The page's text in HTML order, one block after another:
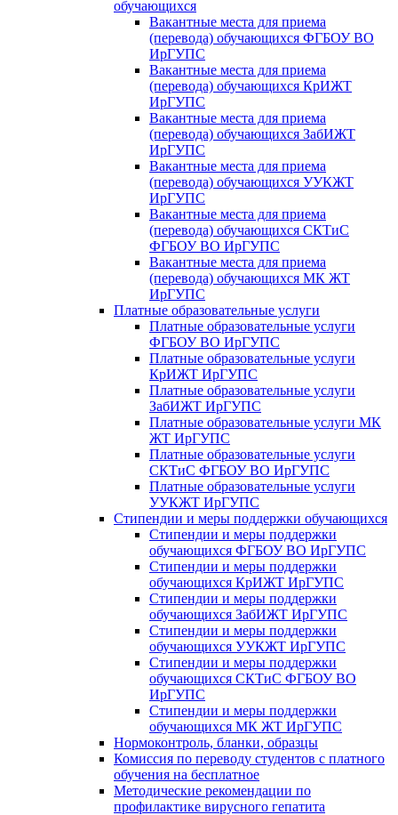
обучающихся
Вакантные места для приема
(перевода) обучающихся ФГБОУ ВО
ИрГУПС
Вакантные места для приема
(перевода) обучающихся КрИЖТ
ИрГУПС
Вакантные места для приема
(перевода) обучающихся ЗабИЖТ
ИрГУПС
Вакантные места для приема
(перевода) обучающихся УУКЖТ
ИрГУПС
Вакантные места для приема
(перевода) обучающихся СКТиС
ФГБОУ ВО ИрГУПС
Вакантные места для приема
(перевода) обучающихся МК ЖТ
ИрГУПС
Платные образовательные услуги
Платные образовательные услуги
ФГБОУ ВО ИрГУПС
Платные образовательные услуги
КрИЖТ ИрГУПС
Платные образовательные услуги
ЗабИЖТ ИрГУПС
Платные образовательные услуги МК
ЖТ ИрГУПС
Платные образовательные услуги
СКТиС ФГБОУ ВО ИрГУПС
Платные образовательные услуги
УУКЖТ ИрГУПС
Стипендии и меры поддержки обучающихся
Стипендии и меры поддержки
обучающихся ФГБОУ ВО ИрГУПС
Стипендии и меры поддержки
обучающихся КрИЖТ ИрГУПС
Стипендии и меры поддержки
обучающихся ЗабИЖТ ИрГУПС
Стипендии и меры поддержки
обучающихся УУКЖТ ИрГУПС
Стипендии и меры поддержки
обучающихся СКТиС ФГБОУ ВО
ИрГУПС
Стипендии и меры поддержки
обучающихся МК ЖТ ИрГУПС
Нормоконтроль, бланки, образцы
Комиссия по переводу студентов с платного
обучения на бесплатное
Методические рекомендации по
профилактике вирусного гепатита